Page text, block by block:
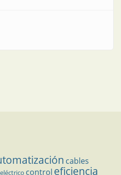
| Tecnología inalámbrica en
cables
control eficiencia